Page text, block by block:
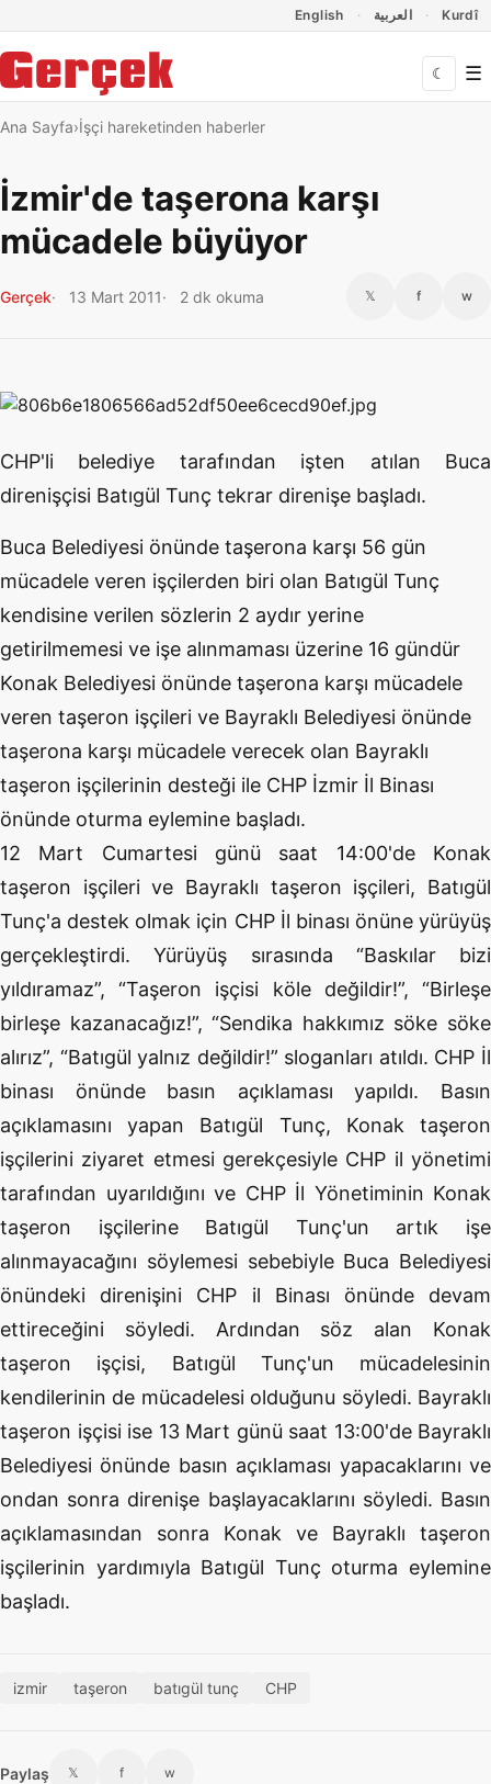
English العربية Kurdî
☾ ☰
Ana Sayfa İşçi hareketinden haberler
İzmir'de taşerona karşı
mücadele büyüyor
Gerçek 13 Mart 2011 2 dk okuma 𝕏 f w
CHP'li belediye tarafından işten atılan Buca
direnişçisi Batıgül Tunç tekrar direnişe başladı.
Buca Belediyesi önünde taşerona karşı 56 gün
mücadele veren işçilerden biri olan Batıgül Tunç
kendisine verilen sözlerin 2 aydır yerine
getirilmemesi ve işe alınmaması üzerine 16 gündür
Konak Belediyesi önünde taşerona karşı mücadele
veren taşeron işçileri ve Bayraklı Belediyesi önünde
taşerona karşı mücadele verecek olan Bayraklı
taşeron işçilerinin desteği ile CHP İzmir İl Binası
önünde oturma eylemine başladı.
12 Mart Cumartesi günü saat 14:00'de Konak
taşeron işçileri ve Bayraklı taşeron işçileri, Batıgül
Tunç'a destek olmak için CHP İl binası önüne yürüyüş
gerçekleştirdi. Yürüyüş sırasında “Baskılar bizi
yıldıramaz”, “Taşeron işçisi köle değildir!”, “Birleşe
birleşe kazanacağız!”, “Sendika hakkımız söke söke
alırız”, “Batıgül yalnız değildir!” sloganları atıldı. CHP İl
binası önünde basın açıklaması yapıldı. Basın
açıklamasını yapan Batıgül Tunç, Konak taşeron
işçilerini ziyaret etmesi gerekçesiyle CHP il yönetimi
tarafından uyarıldığını ve CHP İl Yönetiminin Konak
taşeron işçilerine Batıgül Tunç'un artık işe
alınmayacağını söylemesi sebebiyle Buca Belediyesi
önündeki direnişini CHP il Binası önünde devam
ettireceğini söyledi. Ardından söz alan Konak
taşeron işçisi, Batıgül Tunç'un mücadelesinin
kendilerinin de mücadelesi olduğunu söyledi. Bayraklı
taşeron işçisi ise 13 Mart günü saat 13:00'de Bayraklı
Belediyesi önünde basın açıklaması yapacaklarını ve
ondan sonra direnişe başlayacaklarını söyledi. Basın
açıklamasından sonra Konak ve Bayraklı taşeron
işçilerinin yardımıyla Batıgül Tunç oturma eylemine
başladı.
izmir taşeron batıgül tunç CHP
Paylaş 𝕏 f w